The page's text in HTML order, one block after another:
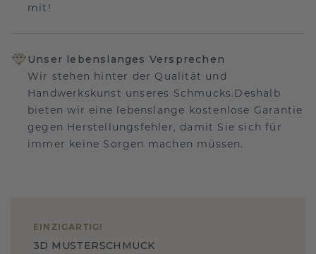
mit!
Unser lebenslanges Versprechen
Wir stehen hinter der Qualität und
Handwerkskunst unseres Schmucks.Deshalb
bieten wir eine lebenslange kostenlose Garantie
gegen Herstellungsfehler, damit Sie sich für
immer keine Sorgen machen müssen.
EINZIGARTIG !
3D MUSTERSCHMUCK